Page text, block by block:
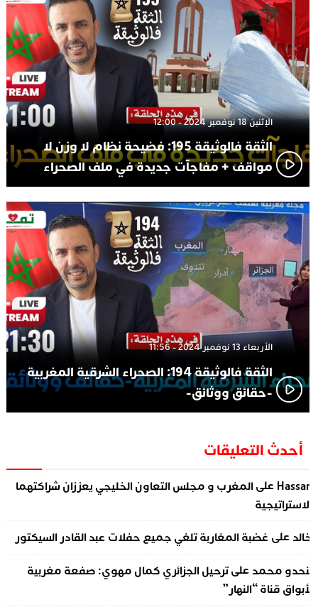
الإثنين 18 نوفمبر 2024 - 12:00
الثقة فالوثيقة 195: فضيحة نظام لا وزن لا
مواقف + مفاجآت جديدة في ملف الصحراء
الأربعاء 13 نوفمبر 2024 - 11:56
الثقة فالوثيقة 194: الصحراء الشرقية المغربية
-حقائق ووثائق-
أحدث التعليقات
علىالمغرب و مجلس التعاون الخليجي يعززان شراكتهما
علىغضبة المغاربة تلغي جميع حفلات عبد القادر السيكتور
محمدعلىترحيل الجزائري كمال مهوي: صفعة مغربية
قناة “النهار”